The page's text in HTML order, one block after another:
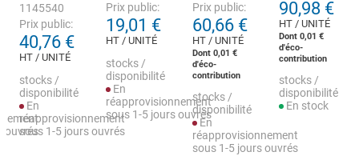
ouvrés
1145540
Prix public:
40,76 €
HT / UNITÉ
stocks /
disponibilité
En
réapprovisionnement
sous 1-5 jours ouvrés
Prix public:
19,01 €
HT / UNITÉ
stocks /
disponibilité
En
réapprovisionnement
sous 1-5 jours ouvrés
Prix public:
60,66 €
HT / UNITÉ
Dont 0,01 €
d'éco-
contribution
stocks /
disponibilité
En
réapprovisionnement
sous 1-5 jours ouvrés
90,98 €
HT / UNITÉ
Dont 0,01 €
d'éco-
contribution
stocks /
disponibilité
En stock